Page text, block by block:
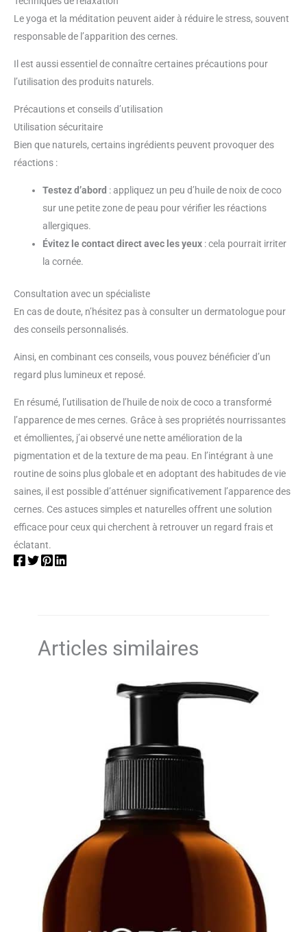
Le yoga et la méditation peuvent aider à réduire le stress, souvent
responsable de l’apparition des cernes.
Il est aussi essentiel de connaître certaines précautions pour
l’utilisation des produits naturels.
Précautions et conseils d’utilisation
Utilisation sécuritaire
Bien que naturels, certains ingrédients peuvent provoquer des
réactions :
Testez d’abord : appliquez un peu d’huile de noix de coco
sur une petite zone de peau pour vérifier les réactions
allergiques.
Évitez le contact direct avec les yeux : cela pourrait irriter
la cornée.
Consultation avec un spécialiste
En cas de doute, n’hésitez pas à consulter un dermatologue pour
des conseils personnalisés.
Ainsi, en combinant ces conseils, vous pouvez bénéficier d’un
regard plus lumineux et reposé.
En résumé, l’utilisation de l’huile de noix de coco a transformé
l’apparence de mes cernes. Grâce à ses propriétés nourrissantes
et émollientes, j’ai observé une nette amélioration de la
pigmentation et de la texture de ma peau. En l’intégrant à une
routine de soins plus globale et en adoptant des habitudes de vie
saines, il est possible d’atténuer significativement l’apparence des
cernes. Ces astuces simples et naturelles offrent une solution
efficace pour ceux qui cherchent à retrouver un regard frais et
éclatant.
Articles similaires